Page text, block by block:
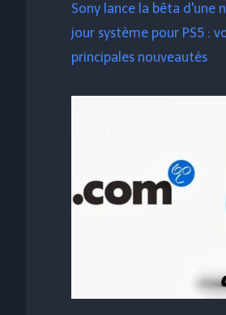
Sony lance la bêta d'une
jour système pour PS5 :
principales nouveautés